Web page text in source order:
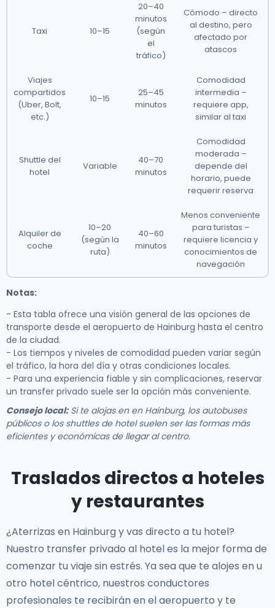
Taxi 10–15
20–40
minutos
(según
el
tráfico)
Cómodo – directo
al destino, pero
afectado por
atascos
Viajes
compartidos
(Uber, Bolt,
etc.)
10–15
25–45
minutos
Comodidad
intermedia –
requiere app,
similar al taxi
Shuttle del
hotel
Variable
40–70
minutos
Comodidad
moderada –
depende del
horario, puede
requerir reserva
Alquiler de
coche
10–20
(según la
ruta)
40–60
minutos
Menos conveniente
para turistas –
requiere licencia y
conocimientos de
navegación
Notas:
- Esta tabla ofrece una visión general de las opciones de
transporte desde el aeropuerto de Hainburg hasta el centro
de la ciudad.
- Los tiempos y niveles de comodidad pueden variar según
el tráfico, la hora del día y otras condiciones locales.
- Para una experiencia fiable y sin complicaciones, reservar
un transfer privado suele ser la opción más conveniente.
Consejo local:Si te alojas en en Hainburg, los autobuses
públicos o los shuttles de hotel suelen ser las formas más
eficientes y económicas de llegar al centro.
Traslados directos a hoteles
y restaurantes
¿Aterrizas en Hainburg y vas directo a tu hotel?
Nuestro transfer privado al hoteles la mejor forma de
comenzar tu viaje sin estrés. Ya sea que te alojes en u
otro hotel céntrico, nuestros conductores
profesionales te recibirán en el aeropuerto y te